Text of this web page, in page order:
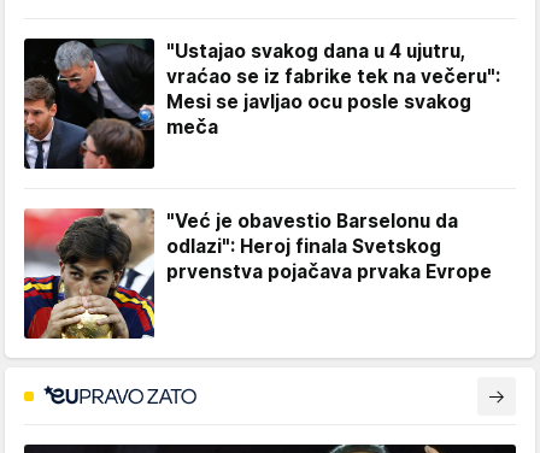
"Ustajao svakog dana u 4 ujutru,
vraćao se iz fabrike tek na večeru":
Mesi se javljao ocu posle svakog
meča
"Već je obavestio Barselonu da
odlazi": Heroj finala Svetskog
prvenstva pojačava prvaka Evrope